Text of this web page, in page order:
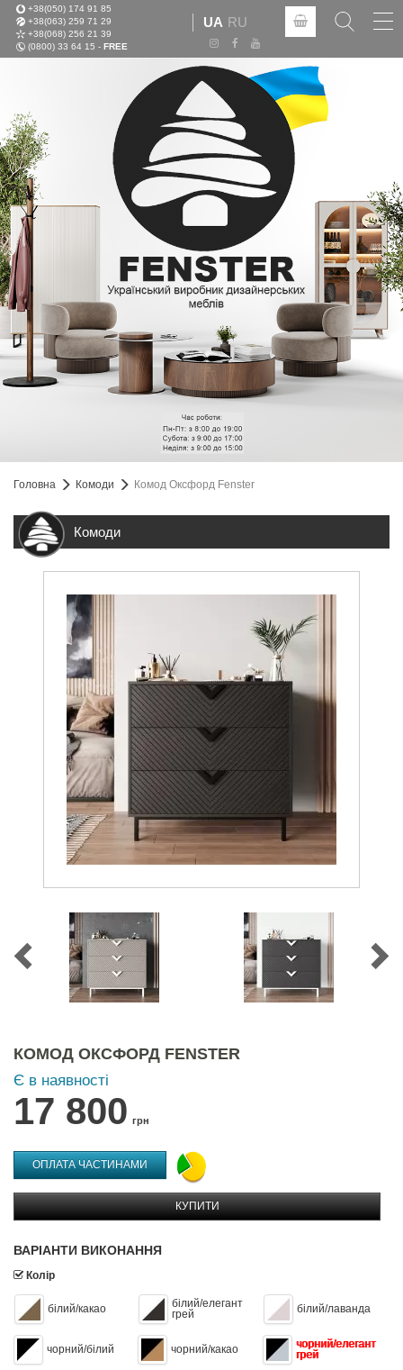
+38(050) 174 91 85
+38(063) 259 71 29
+38(068) 256 21 39
(0800) 33 64 15 - FREE
UA RU
Головна Комоди Комод Оксфорд Fenster
Комоди
КОМОД ОКСФОРД FENSTER
Є в наявності
17 800 грн
ОПЛАТА ЧАСТИНАМИ
КУПИТИ
ВАРІАНТИ ВИКОНАННЯ
Колір
білий/какао
білий/елегант
грей
білий/лаванда
чорний/білий чорний/какао
чорний/елегант
грей